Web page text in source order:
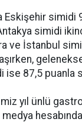
Eskişehir simidi
simidi
ve İstanbul
87,5 puanla
yıl ünlü